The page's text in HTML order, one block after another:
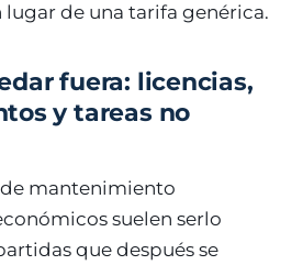
de una tarifa genérica.
fuera: licencias,
y tareas no
mantenimiento
suelen serlo
que después se